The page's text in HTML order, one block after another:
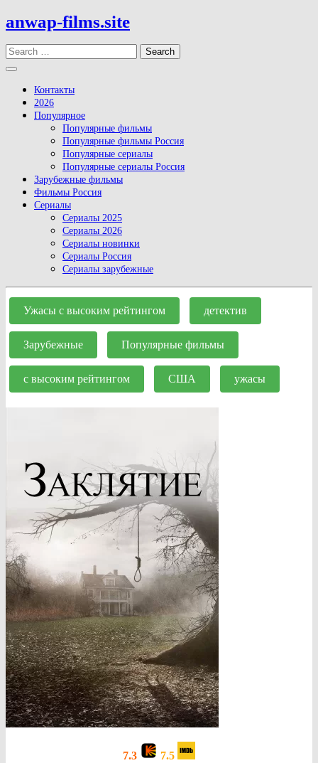
Skip
to
content
anwap-films.site
Search
Open
Button
Контакты
2026
Популярное
Популярные фильмы
Популярные фильмы Россия
Популярные сериалы
Популярные сериалы Россия
Зарубежные фильмы
Фильмы Россия
Сериалы
Сериалы 2025
Сериалы 2026
Сериалы новинки
Сериалы Россия
Сериалы зарубежные
Close
Button
Ужасы с высоким рейтингом детектив
Зарубежные Популярные фильмы
с высоким рейтингом США ужасы
7.3
7.5